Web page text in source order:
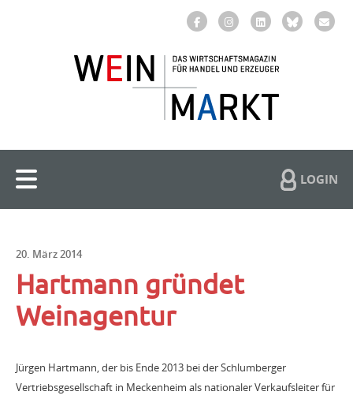
LOGIN
20. März 2014
Hartmann gründet
Weinagentur
Jürgen Hartmann, der bis Ende 2013 bei der Schlumberger
Vertriebsgesellschaft in Meckenheim als nationaler Verkaufsleiter für